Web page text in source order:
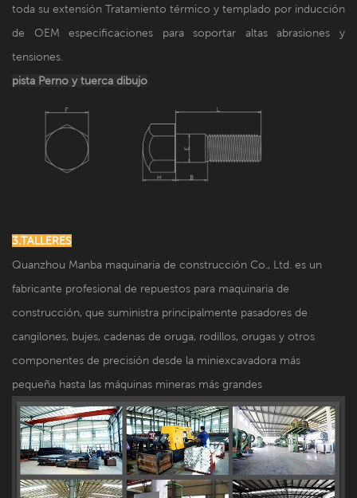
toda su extensión Tratamiento térmico y templado por inducción
de OEM especificaciones para soportar altas abrasiones y
tensiones.
pista Perno y tuerca dibujo
3.TALLERES
Quanzhou Manba maquinaria de construcción Co., Ltd. es un
fabricante profesional de repuestos para maquinaria de
construcción, que suministra principalmente pasadores de
cangilones, bujes, cadenas de oruga, rodillos, orugas y otros
componentes de precisión desde la miniexcavadora más
pequeña hasta las máquinas mineras más grandes